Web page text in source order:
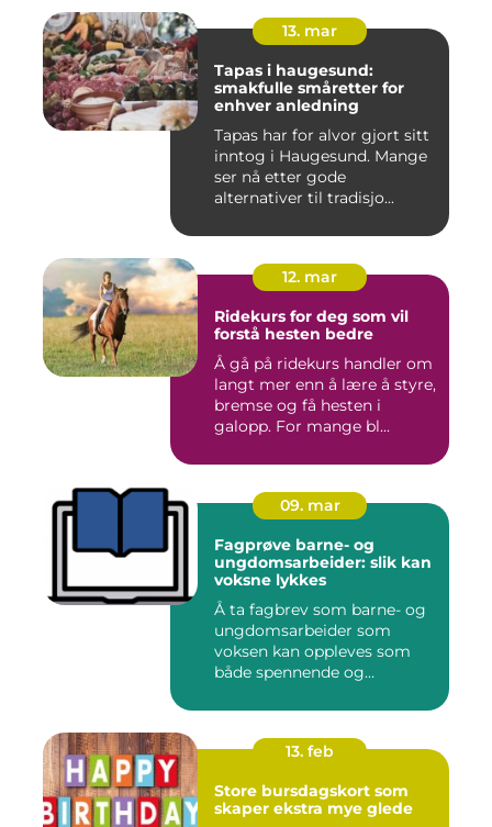
13. mar
Tapas i haugesund:
smakfulle småretter for
enhver anledning
Tapas har for alvor gjort sitt
inntog i Haugesund. Mange
ser nå etter gode
alternativer til tradisjo...
12. mar
Ridekurs for deg som vil
forstå hesten bedre
Å gå på ridekurs handler om
langt mer enn å lære å styre,
bremse og få hesten i
galopp. For mange bl...
09. mar
Fagprøve barne- og
ungdomsarbeider: slik kan
voksne lykkes
Å ta fagbrev som barne- og
ungdomsarbeider som
voksen kan oppleves som
både spennende og
13. feb
Store bursdagskort som
skaper ekstra mye glede